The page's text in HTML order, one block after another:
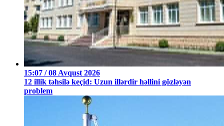
15:07 / 08 Avqust 2026
12 illik təhsilə keçid: Uzun illərdir həllini gözləyən
problem